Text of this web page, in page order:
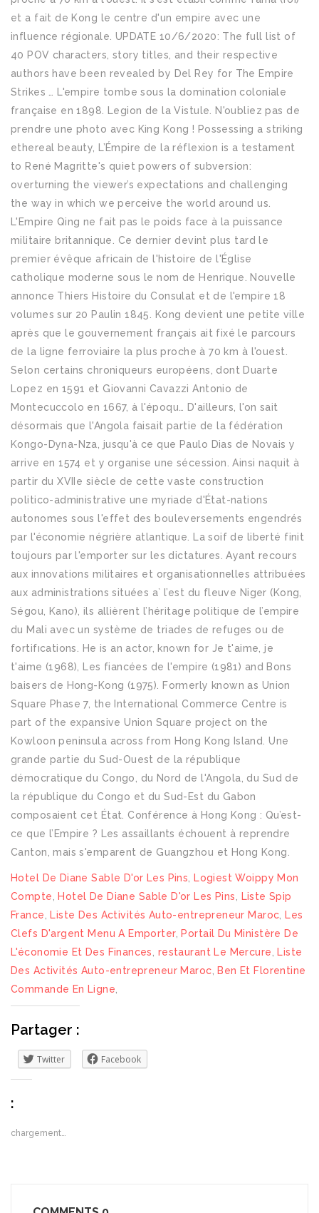
Hotel De Diane Sable D'or Les Pins
Logiest Woippy Mon
Compte
Hotel De Diane Sable D'or Les Pins
Liste Spip
France
Liste Des Activités Auto-entrepreneur Maroc
Les
Clefs D'argent Menu A Emporter, Portail Du Ministère De
L'économie Et Des Finances
restaurant Le Mercure
Liste
Des Activités Auto-entrepreneur Maroc
Ben Et Florentine
Commande En Ligne
Partager :
Twitter Facebook
:
chargement…